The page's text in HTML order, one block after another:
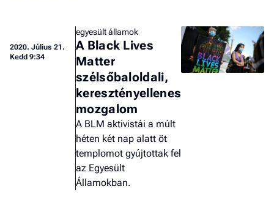
2020. Július 21.
Kedd 9:34
egyesült államok
A Black Lives
Matter
szélsőbaloldali,
keresztényellenes
mozgalom
A BLM aktivistái a múlt
héten két nap alatt öt
templomot gyújtottak fel
az Egyesült
Államokban.